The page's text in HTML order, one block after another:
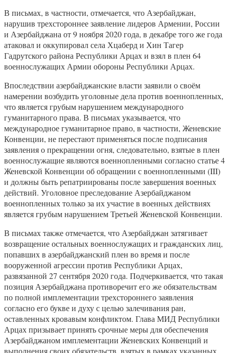
В письмах, в частности, отмечается, что Азербайджан,
нарушив трехстороннее заявление лидеров Армении, России
и Азербайджана от 9 ноября 2020 года, в декабре того же года
атаковал и оккупировал села Хцаберд и Хин Тагер
Гадрутского района Республики Арцах и взял в плен 64
военнослужащих Армии обороны Республики Арцах.
Впоследствии азербайджанские власти заявили о своём
намерении возбудить уголовные дела против военнопленных,
что является грубым нарушением международного
гуманитарного права. В письмах указывается, что
международное гуманитарное право, в частности, Женевские
Конвенции, не перестают применяться после подписания
заявления о прекращении огня, следовательно, взятые в плен
военнослужащие являются военнопленными согласно статье 4
Женевской Конвенции об обращении с военнопленными (III)
и должны быть репатриированы после завершения военных
действий. Уголовное преследование Азербайджаном
военнопленных только за их участие в военных действиях
является грубым нарушением Третьей Женевской Конвенции.
В письмах также отмечается, что Азербайджан затягивает
возвращение остальных военнослужащих и гражданских лиц,
попавших в азербайджанский плен во время и после
вооруженной агрессии против Республики Арцах,
развязанной 27 сентября 2020 года. Подчеркивается, что такая
позиция Азербайджана противоречит его же обязательствам
по полной имплементации трехстороннего заявления
согласно его букве и духу с целью залечивания ран,
оставленных кровавым конфликтом. Глава МИД Республики
Арцах призывает принять срочные меры для обеспечения
Азербайджаном имплементации Женевских Конвенций и